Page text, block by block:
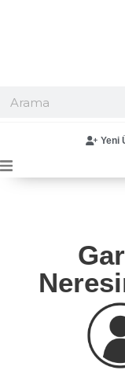
Yeni